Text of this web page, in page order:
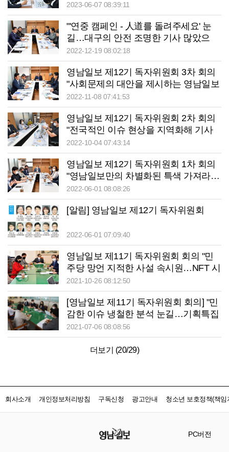
2023-06-07 08:39:11
"'연중 캠페인 - 人道를 돌려주세요' 눈
길…대구의 안전 조명한 기사 많았으
면"
2022-12-19 08:02:18
영남일보 제12기 독자위원회 3차 회의
"사회문제의 대안을 제시하는 영남일보
가 되길"
2022-11-08 07:41:53
영남일보 제12기 독자위원회 2차 회의
"전국적인 이슈 현상을 지역화해 기사
로 다뤄주길"
2022-10-04 07:43:14
영남일보 제12기 독자위원회 1차 회의
"영남일보만의 차별화된 특색 가져라…
정체성·지역에서의 역할도 고민해야"
2022-06-01 08:08:26
[알림] 영남일보 제12기 독자위원회
2022-06-01 07:09:40
영남일보 제11기 독자위원회 회의 "민
주당 망언 지적한 사설 속시원…NFT 시
장 선점해야"
2021-10-26 08:12:50
[영남일보 제11기 독자위원회 회의] "민
감한 이슈 냉철한 분석 눈길…기획특집
늘려야 신문 경쟁력 커져"
2021-07-06 08:08:56
더보기 (20/29)
회사소개 개인정보처리방침 구독신청 광고안내 청소년 보호정책(책임
PC버전